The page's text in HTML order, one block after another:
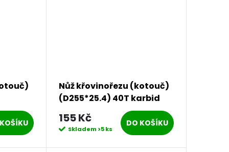
Nůž křovinořezu (kotouč)
(D255*25.4) 40T karbid
wolframu (blue)
PROCRAFT | H/P-3/B
155 Kč
Skladem>5 ks
DO KOŠÍKU